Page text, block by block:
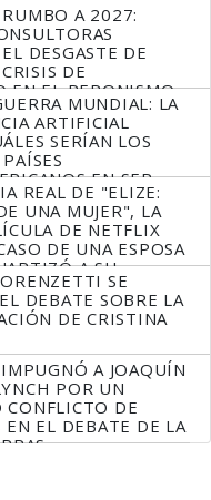
RUMBO A 2027:
DESGASTE DE
DE
EN EL PERONISMO
MUNDIAL: LA
ARTIFICIAL
SERÍAN LOS
EN SER
REAL DE "ELIZE:
UNA MUJER", LA
DE NETFLIX
DE UNA ESPOSA
A SU
SE
DEBATE SOBRE LA
DE CRISTINA
A JOAQUÍN
POR UN
CONFLICTO DE
EN EL DEBATE DE LA